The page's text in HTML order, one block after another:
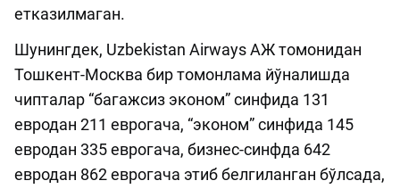
етказилмаган.
Шунингдек, Uzbekistan Airways АЖ томонидан
Тошкент-Москва бир томонлама йўналишда
чипталар “багажсиз эконом” синфида 131
евродан 211 еврогача, “эконом” синфида 145
евродан 335 еврогача, бизнес-синфда 642
евродан 862 еврогача этиб белгиланган бўлсада,